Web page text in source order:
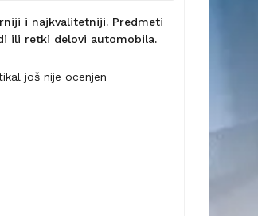
i najkvalitetniji. Predmeti
ili retki delovi automobila.
još nije ocenjen